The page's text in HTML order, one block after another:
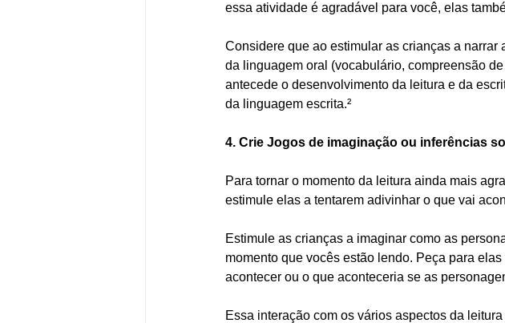
essa atividade é agradável para você, elas
Considere que ao estimular as crianças a narrar
da linguagem oral (vocabulário, compreensão
antecede o desenvolvimento da leitura e da
da linguagem escrita.²
4. Crie Jogos de imaginação ou inferências
Para tornar o momento da leitura ainda mais
estimule elas a tentarem adivinhar o que vai
Estimule as crianças a imaginar como as
momento que vocês estão lendo. Peça para
acontecer ou o que aconteceria se as
Essa interação com os vários aspectos da